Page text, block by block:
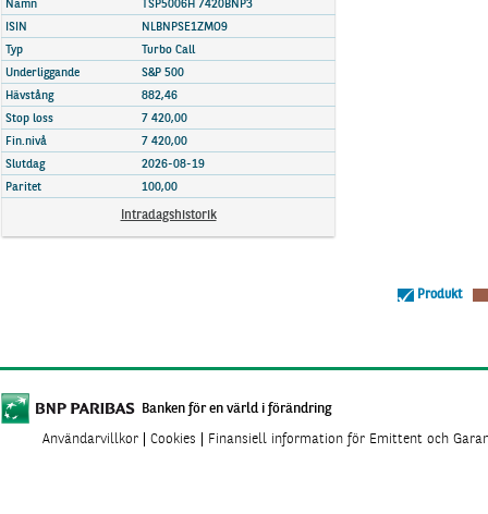
Namn
TSP5006H 7420BNP3
ISIN
NLBNPSE1ZMO9
Typ
Turbo Call
Underliggande
S&P 500
Hävstång
882,46
Stop loss
7 420,00
Fin.nivå
7 420,00
Slutdag
2026-08-19
Paritet
100,00
Intradagshistorik
Produkt
Banken för en värld i förändring
Användarvillkor Cookies Finansiell information för Emittent och